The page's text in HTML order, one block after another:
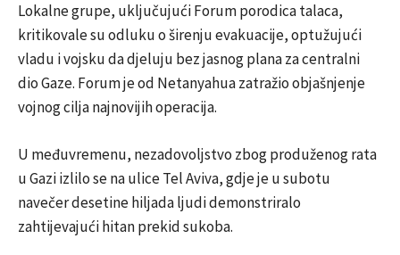
Lokalne grupe, uključujući Forum porodica talaca,
kritikovale su odluku o širenju evakuacije, optužujući
vladu i vojsku da djeluju bez jasnog plana za centralni
dio Gaze. Forum je od Netanyahua zatražio objašnjenje
vojnog cilja najnovijih operacija.
U međuvremenu, nezadovoljstvo zbog produženog rata
u Gazi izlilo se na ulice Tel Aviva, gdje je u subotu
navečer desetine hiljada ljudi demonstriralo
zahtijevajući hitan prekid sukoba.